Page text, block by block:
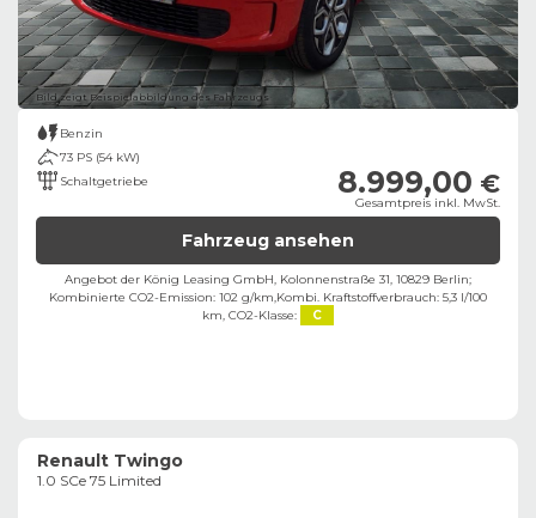
Bild zeigt Beispielabbildung des Fahrzeugs
Benzin
73 PS (54 kW)
Schaltgetriebe
8.999,00 €
Gesamtpreis inkl. MwSt.
Fahrzeug ansehen
Angebot der König Leasing GmbH, Kolonnenstraße 31, 10829 Berlin;
Kombinierte CO2-Emission: 102 g/km,Kombi. Kraftstoffverbrauch: 5,3 l/100
km, CO2-Klasse: C
Renault Twingo
1.0 SCe 75 Limited